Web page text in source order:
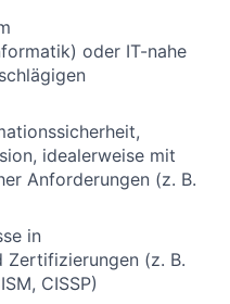
oder IT-nahe
idealerweise mit
Anforderungen (z. B.
in
Zertifizierungen (z. B.
CISSP)